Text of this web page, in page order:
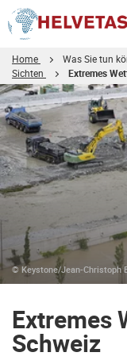
Home Was Sie tun
Sichten
Extremes
Inhaltsverzeichnis
Extremes Wetter in
© Keystone/Jean-Christoph
Extremes
Schweiz